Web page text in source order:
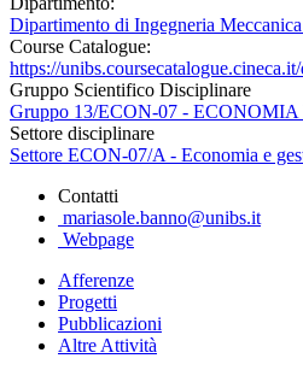
Dipartimento di Ingegneria
Course Catalogue:
https://
Gruppo Scientifico Disciplinare
Gruppo 13/ECON-07 -
Settore disciplinare
Settore ECON-07/A - Economia e
Contatti
mariasole.banno@unibs.it
Webpage
Afferenze
Progetti
Pubblicazioni
Altre Attività